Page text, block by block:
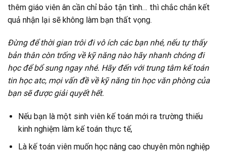
thêm giáo viên ân cần chỉ bảo tận tình… thì chắc chắn kết
quả nhận lại sẽ không làm bạn thất vọng.
Đừng để thời gian trôi đi vô ích các bạn nhé, nếu tự thấy
bản thân còn trống về kỹ năng nào hãy nhanh chóng đi
học để bổ sung ngay nhé. Hãy đến với trung tâm kế toán
tin học atc, mọi vấn đề về kỹ năng tin học văn phòng của
bạn sẽ được giải quyết hết.
Nếu bạn là một sinh viên kế toán mới ra trường thiếu
kinh nghiệm làm kế toán thực tế,
Là kế toán viên muốn học nâng cao chuyên môn nghiệp